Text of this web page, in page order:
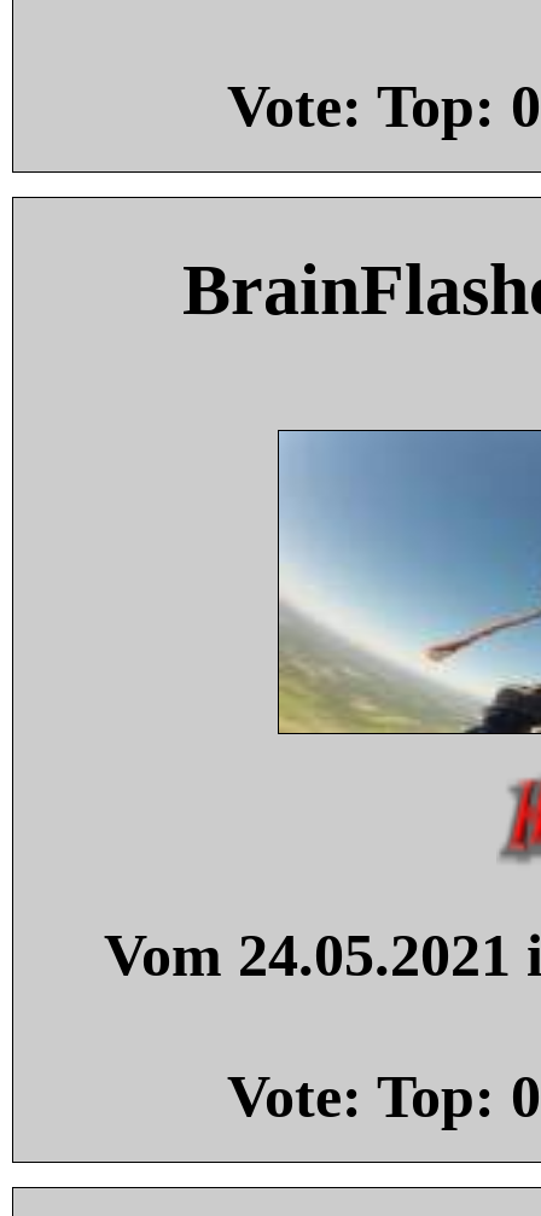
Vote: Top: 0
Vom
Vote: Top: 0